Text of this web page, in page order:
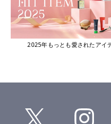
2025年もっとも愛されたアイ